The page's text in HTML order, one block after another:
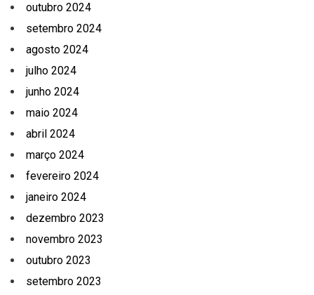
outubro 2024
setembro 2024
agosto 2024
julho 2024
junho 2024
maio 2024
abril 2024
março 2024
fevereiro 2024
janeiro 2024
dezembro 2023
novembro 2023
outubro 2023
setembro 2023